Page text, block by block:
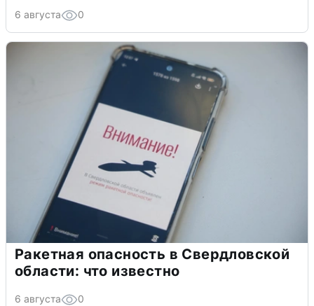
6 августа 0
Ракетная опасность в Свердловской
области: что известно
6 августа 0